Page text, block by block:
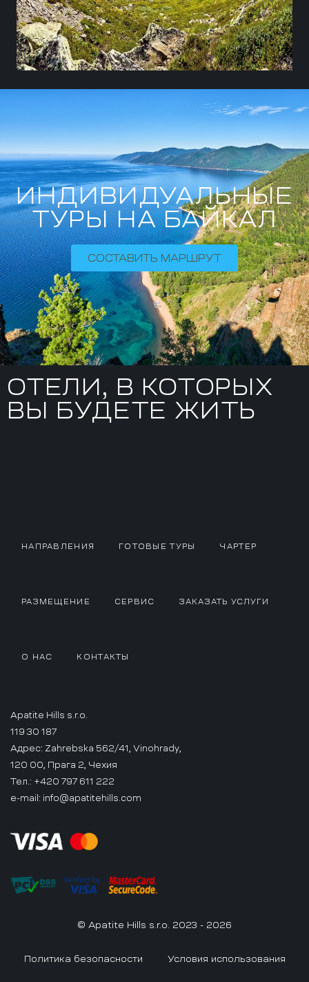
мраморный карьер и по извилистому
серпантину поднимемся к самому пику —
высшей точке древнейшего горного массива
планеты Хамар-Дабан — откуда открывается
ИНДИВИДУАЛЬНЫЕ
ТУРЫ НА БАЙКАЛ
СОСТАВИТЬ МАРШРУТ
ОТЕЛИ, В КОТОРЫХ
ВЫ БУДЕТЕ ЖИТЬ
НАПРАВЛЕНИЯ ГОТОВЫЕ ТУРЫ ЧАРТЕР
РАЗМЕЩЕНИЕ СЕРВИС ЗАКАЗАТЬ УСЛУГИ
О НАС КОНТАКТЫ
Apatite Hills s.r.o.
119 30 187
Адрес: Zahrebska 562/41, Vinohrady,
120 00, Прага 2, Чехия
Тел.: +420 797 611 222
e-mail: info@apatitehills.com
© Apatite Hills s.r.o. 2023 - 2026
Политика безопасности Условия использования